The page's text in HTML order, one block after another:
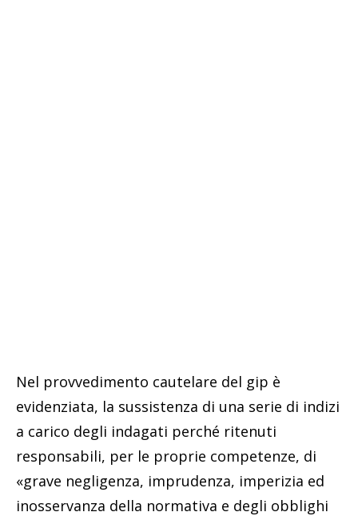
Nel provvedimento cautelare del gip è
evidenziata, la sussistenza di una serie di indizi
a carico degli indagati perché ritenuti
responsabili, per le proprie competenze, di
«grave negligenza, imprudenza, imperizia ed
inosservanza della normativa e degli obblighi